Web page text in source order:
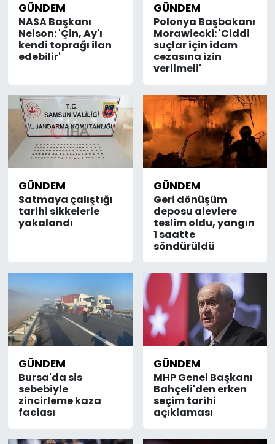
GÜNDEM
NASA Başkanı
Nelson: 'Çin, Ay'ı
kendi toprağı ilan
edebilir'
GÜNDEM
Polonya Başbakanı
Morawiecki: 'Ciddi
suçlar için idam
cezasına izin
verilmeli'
GÜNDEM
Satmaya çalıştığı
tarihi sikkelerle
yakalandı
GÜNDEM
Geri dönüşüm
deposu alevlere
teslim oldu, yangın
1 saatte
söndürüldü
GÜNDEM
Bursa'da sis
sebebiyle
zincirleme kaza
faciası
GÜNDEM
MHP Genel Başkanı
Bahçeli'den erken
seçim tarihi
açıklaması